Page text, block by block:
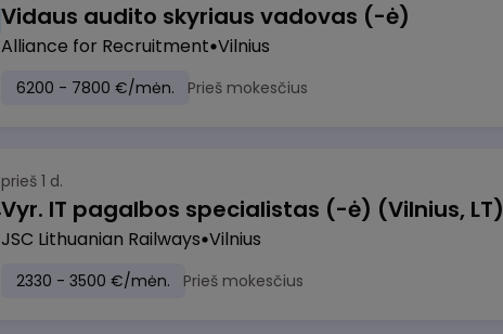
Vidaus audito skyriaus vadovas (-ė)
Alliance for Recruitment Vilnius
6200 - 7800 €/mėn. Prieš mokesčius
prieš 1 d.
Vyr. IT pagalbos specialistas (-ė) (Vilnius, LT)
JSC Lithuanian Railways Vilnius
2330 - 3500 €/mėn. Prieš mokesčius